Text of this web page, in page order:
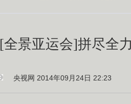
[全景亚运会]拼尽全
央视网 2014年09月24日 22:23